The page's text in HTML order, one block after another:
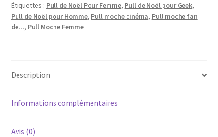
Étiquettes : Pull de Noël Pour Femme, Pull de Noël pour Geek,
Pull de Noël pour Homme, Pull moche cinéma, Pull moche fan
de..., Pull Moche Femme
Description
Informations complémentaires
Avis (0)